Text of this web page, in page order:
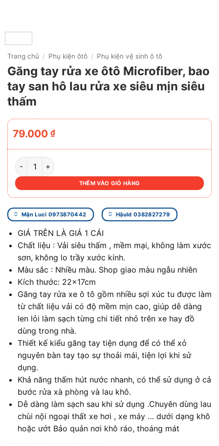
Trang chủ / Phụ kiện ôtô / Phụ kiện vệ sinh ô tô
Găng tay rửa xe ôtô Microfiber, bao
tay san hô lau rửa xe siêu mịn siêu
thấm
79.000 ₫
GĂNG TAY RỬA XE ÔTÔ MICROFIBER, BAO TAY SAN HÔ
THÊM VÀO GIỎ HÀNG
Mận Luci 0973870442 Hậuld 0382827279
GIÁ TRÊN LÀ GIÁ 1 CÁI
Chất liệu : Vải siêu thấm , mềm mại, không làm xước
sơn, không lo trầy xước kính.
Màu sắc : Nhiều màu. Shop giao màu ngẫu nhiên
Kích thước: 22x17cm
Găng tay rửa xe ô tô gồm nhiều sợi xúc tu được làm
từ chất liệu vải có độ mềm mịn cao, giúp dễ dàng
len lỏi làm sạch từng chi tiết nhỏ trên xe hay đồ
dùng trong nhà.
Thiết kế kiểu găng tay tiện dụng để có thể xỏ
nguyên bàn tay tạo sự thoải mái, tiện lợi khi sử
dụng.
Khả năng thấm hút nước nhanh, có thể sử dụng ở cả
bước rửa xà phòng và lau khô.
Dễ dàng làm sạch sau khi sử dụng .Chuyên dùng lau
chùi nội ngoại thất xe hơi , xe máy … dưới dạng khô
hoặc ướt Bảo quản nơi khô ráo, thoáng mát